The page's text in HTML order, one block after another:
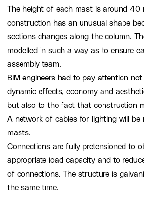
The height of each mast is around 40
construction has an unusual shape
sections changes along the column.
modelled in such a way as to ensure
assembly team.
BIM engineers had to pay attention
dynamic effects, economy and
but also to the fact that construction
A network of cables for lighting will be
masts.
Connections are fully pretensioned to
appropriate load capacity and to
of connections. The structure is
the same time.